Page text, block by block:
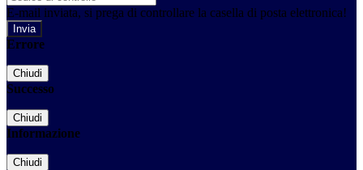
E-mail inviata, si prega di controllare la casella di posta elettronica!
Errore
Chiudi
Successo
Chiudi
Informazione
Chiudi